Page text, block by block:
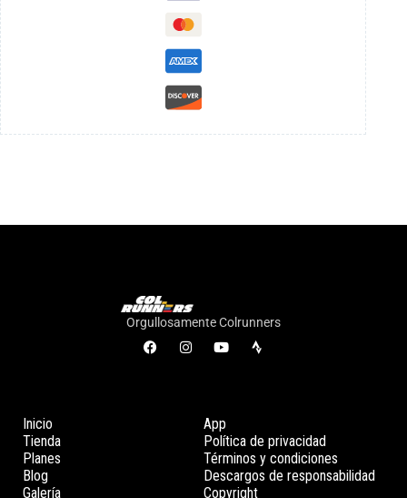
Orgullosamente Colrunners
Inicio
Tienda
Planes
Blog
Galería
App
Política de privacidad
Términos y condiciones
Descargos de responsabilidad
Copyright